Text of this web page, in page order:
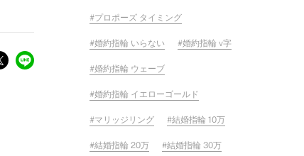
プロポーズ タイミング
婚約指輪 いらない 婚約指輪 v字
婚約指輪 ウェーブ
婚約指輪 イエローゴールド
マリッジリング 結婚指輪 10万
結婚指輪 20万 結婚指輪 30万